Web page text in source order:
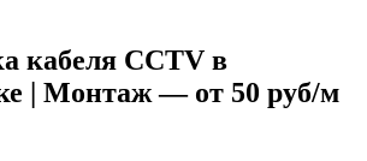
кабеля CCTV в
| Монтаж — от 50 руб/м